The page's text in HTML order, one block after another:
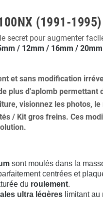
(1991-1995)
secret pour augmenter
mm / 12mm / 16mm /
et sans modification
plus d'aplomb permettant
visionnez les photos,
/ Kit gros freins. Ces
.
sont moulés dans la
centrées et
du roulement.
ultra légères limitant